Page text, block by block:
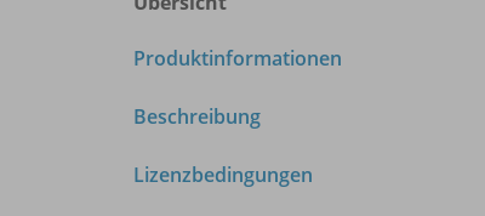
Produktinformationen
Beschreibung
Lizenzbedingungen